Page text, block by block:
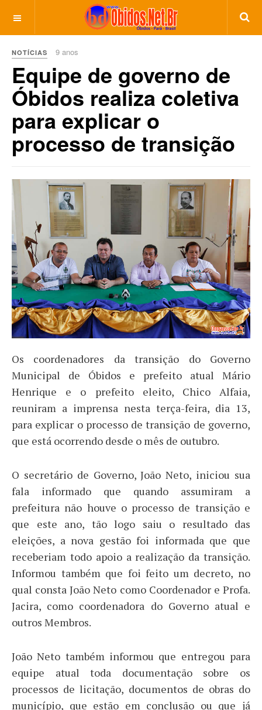
NOTÍCIAS 9 anos
Equipe de governo de
Óbidos realiza coletiva
para explicar o
processo de transição
Os coordenadores da transição do Governo
Municipal de Óbidos e prefeito atual Mário
Henrique e o prefeito eleito, Chico Alfaia,
reuniram a imprensa nesta terça-feira, dia 13,
para explicar o processo de transição de governo,
que está ocorrendo desde o mês de outubro.
O secretário de Governo, João Neto, iniciou sua
fala informado que quando assumiram a
prefeitura não houve o processo de transição e
que este ano, tão logo saiu o resultado das
eleições, a nova gestão foi informada que que
receberiam todo apoio a realização da transição.
Informou também que foi feito um decreto, no
qual consta João Neto como Coordenador e Profa.
Jacira, como coordenadora do Governo atual e
outros Membros.
João Neto também informou que entregou para
equipe atual toda documentação sobre os
processos de licitação, documentos de obras do
município, que estão em conclusão ou que já